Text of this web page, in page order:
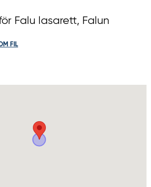
Falu lasarett, Falun
FIL